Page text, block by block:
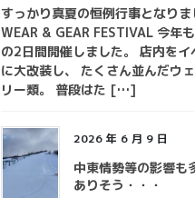
すっかり真夏の恒例行事となりま
WEAR & GEAR FESTIVAL 今年
の2日間開催しました。 店内をイ
に大改装し、 たくさん並んだウ
リー類。 普段はた […]
2026 年 6 月 9 日
中東情勢等の影響も
ありそう・・・